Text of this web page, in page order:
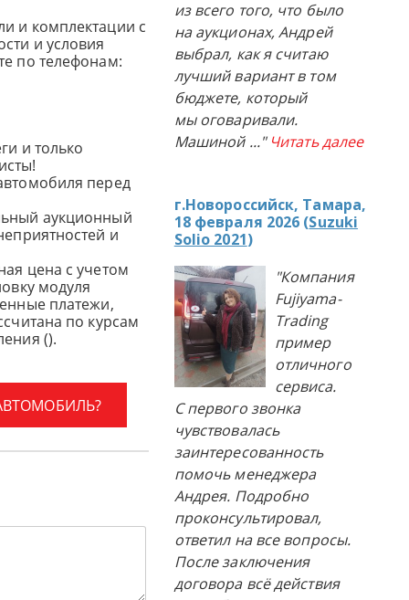
и комплектации с
и условия
по телефонам:
и только
перед
аукционный
и
цена с учетом
модуля
платежи,
по курсам
().
из всего того, что было
на аукционах, Андрей
выбрал, как я считаю
лучший вариант в том
бюджете, который
мы оговаривали.
Машиной ..." Читать далее
г.Новороссийск, Тамара,
18 февраля 2026 (Suzuki
Solio 2021)
"Компания
Fujiyama-
Trading
пример
отличного
сервиса.
С первого звонка
чувствовалась
заинтересованность
помочь менеджера
Андрея. Подробно
проконсультировал,
ответил на все вопросы.
После заключения
договора всё действия